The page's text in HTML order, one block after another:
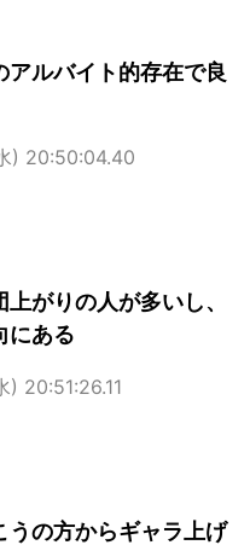
アルバイト的存在で良
) 20:50:04.40
がりの人が多いし、
にある
20:51:26.11
うの方からギャラ上げ